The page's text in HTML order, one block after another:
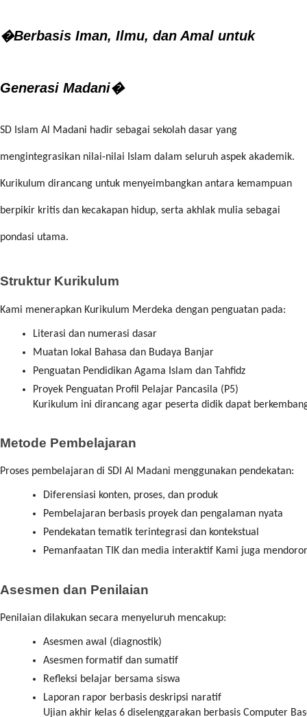
�Berbasis Iman, Ilmu, dan Amal untuk
Generasi Madani�
SD Islam Al Madani hadir sebagai sekolah dasar yang
mengintegrasikan nilai-nilai Islam dalam seluruh aspek akademik.
Kurikulum dirancang untuk menyeimbangkan antara kemampuan
berpikir kritis dan kecakapan hidup, serta akhlak mulia sebagai
pondasi utama.
Struktur Kurikulum
Kami menerapkan Kurikulum Merdeka dengan penguatan pada:
Literasi dan numerasi dasar
Muatan lokal Bahasa dan Budaya Banjar
Penguatan Pendidikan Agama Islam dan Tahfidz
Proyek Penguatan Profil Pelajar Pancasila (P5)
Kurikulum ini dirancang agar peserta didik dapat
Metode Pembelajaran
Proses pembelajaran di SDI Al Madani menggunakan pendekatan:
Diferensiasi konten, proses, dan produk
Pembelajaran berbasis proyek dan pengalaman nyata
Pendekatan tematik terintegrasi dan kontekstual
Pemanfaatan TIK dan media interaktif Kami juga
Asesmen dan Penilaian
Penilaian dilakukan secara menyeluruh mencakup:
Asesmen awal (diagnostik)
Asesmen formatif dan sumatif
Refleksi belajar bersama siswa
Laporan rapor berbasis deskripsi naratif
Ujian akhir kelas 6 diselenggarakan berbasis Computer